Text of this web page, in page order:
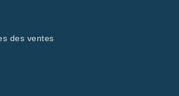
des ventes